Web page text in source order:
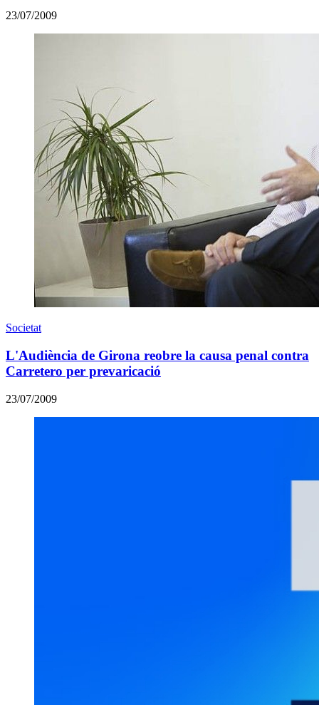
23/07/2009
Societat
L'Audiència de Girona reobre la causa penal contra
Carretero per prevaricació
23/07/2009